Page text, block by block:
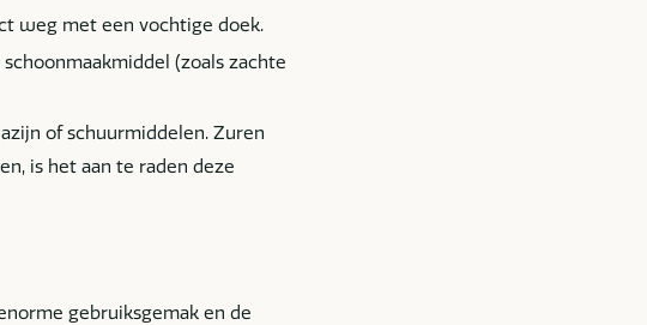
weg met een vochtige doek.
(zoals zachte
of schuurmiddelen. Zuren
is het aan te raden deze
gebruiksgemak en de